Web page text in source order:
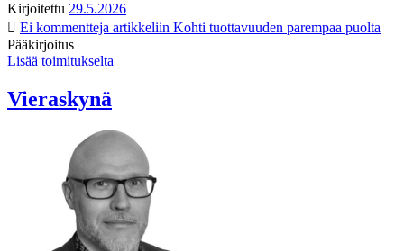
Kirjoitettu 29.5.2026
Ei kommentteja artikkeliin Kohti tuottavuuden parempaa puolta
Pääkirjoitus
Lisää toimitukselta
Vieraskynä